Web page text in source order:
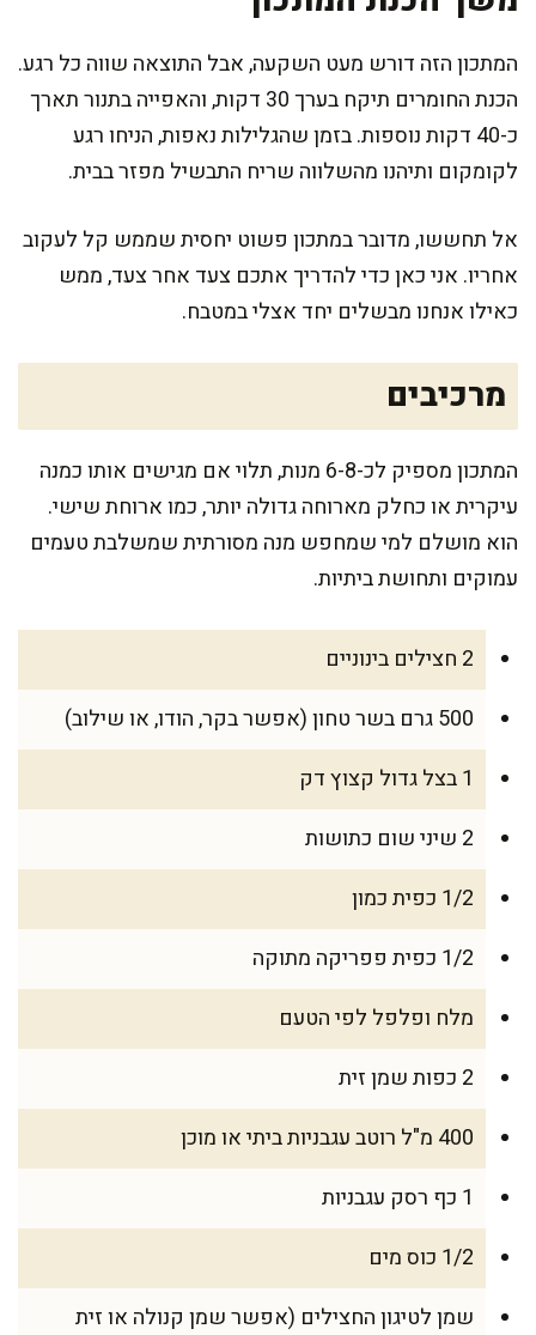
המתכון הזה דורש מעט השקעה, אבל התוצאה שווה כל רגע.
הכנת החומרים תיקח בערך 30 דקות, והאפייה בתנור תארך
כ-40 דקות נוספות. בזמן שהגלילות נאפות, הניחו רגע
לקומקום ותיהנו מהשלווה שריח התבשיל מפזר בבית.
אל תחששו, מדובר במתכון פשוט יחסית שממש קל לעקוב
אחריו. אני כאן כדי להדריך אתכם צעד אחר צעד, ממש
כאילו אנחנו מבשלים יחד אצלי במטבח.
מרכיבים
המתכון מספיק לכ-6-8 מנות, תלוי אם מגישים אותו כמנה
עיקרית או כחלק מארוחה גדולה יותר, כמו ארוחת שישי.
הוא מושלם למי שמחפש מנה מסורתית שמשלבת טעמים
עמוקים ותחושת ביתיות.
2 חצילים בינוניים
500 גרם בשר טחון (אפשר בקר, הודו, או שילוב)
1 בצל גדול קצוץ דק
2 שיני שום כתושות
1/2 כפית כמון
1/2 כפית פפריקה מתוקה
מלח ופלפל לפי הטעם
2 כפות שמן זית
400 מ"ל רוטב עגבניות ביתי או מוכן
1 כף רסק עגבניות
1/2 כוס מים
שמן לטיגון החצילים (אפשר שמן קנולה או זית